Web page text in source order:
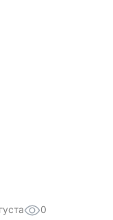
0